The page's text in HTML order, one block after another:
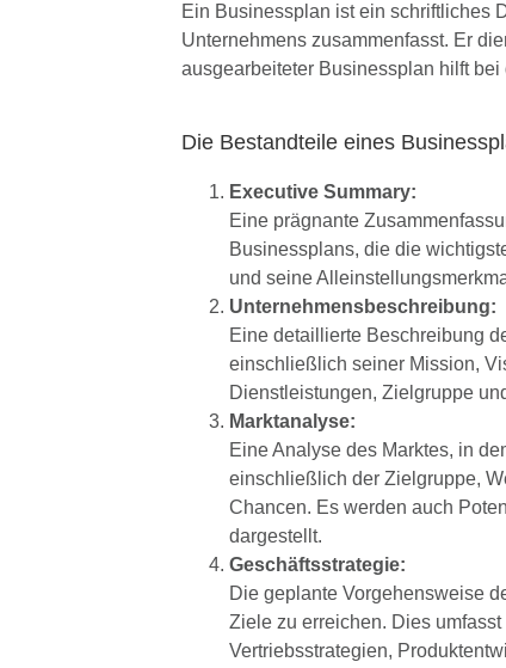
Ein Businessplan ist ein schriftliches
Unternehmens zusammenfasst. Er
ausgearbeiteter Businessplan hilft
Die Bestandteile eines
Executive Summary:
Eine prägnante
Businessplans, die die
und seine
Unternehmensbeschreibung:
Eine detaillierte Beschreibung
einschließlich seiner Mission,
Dienstleistungen, Zielgruppe
Marktanalyse:
Eine Analyse des Marktes, in
einschließlich der Zielgruppe,
Chancen. Es werden auch
dargestellt.
Geschäftsstrategie:
Die geplante Vorgehensweise
Ziele zu erreichen. Dies umfasst
Vertriebsstrategien,